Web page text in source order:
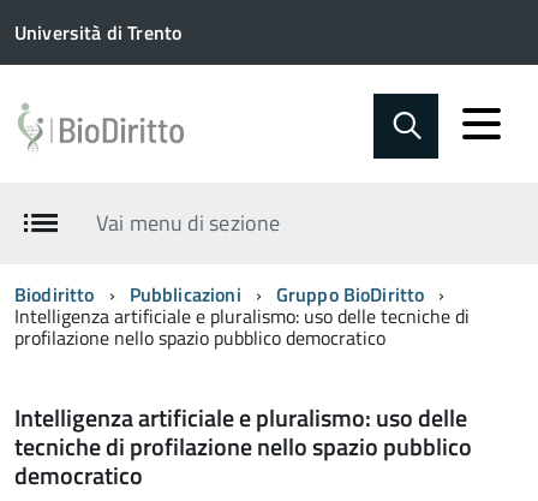
Università di Trento
Vai menu di sezione
Biodiritto Pubblicazioni Gruppo BioDiritto
Intelligenza artificiale e pluralismo: uso delle tecniche di
profilazione nello spazio pubblico democratico
Intelligenza artificiale e pluralismo: uso delle
tecniche di profilazione nello spazio pubblico
democratico